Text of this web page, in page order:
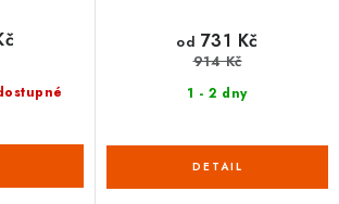
1 - 2 dny
od 731 Kč
914 Kč